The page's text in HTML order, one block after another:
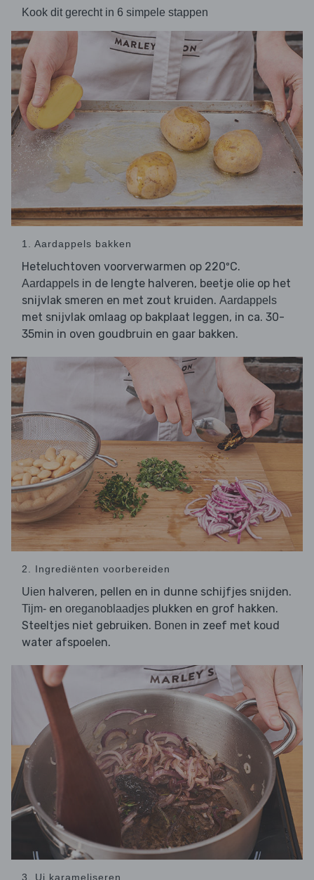
Kook dit gerecht in 6 simpele stappen
1. Aardappels bakken
Heteluchtoven voorverwarmen op 220ºC.
Aardappels in de lengte halveren, beetje olie op het
snijvlak smeren en met zout kruiden. Aardappels
met snijvlak omlaag op bakplaat leggen, in ca. 30-
35min in oven goudbruin en gaar bakken.
2. Ingrediënten voorbereiden
Uien halveren, pellen en in dunne schijfjes snijden.
Tijm- en oreganoblaadjes plukken en grof hakken.
Steeltjes niet gebruiken. Bonen in zeef met koud
water afspoelen.
3. Ui karameliseren